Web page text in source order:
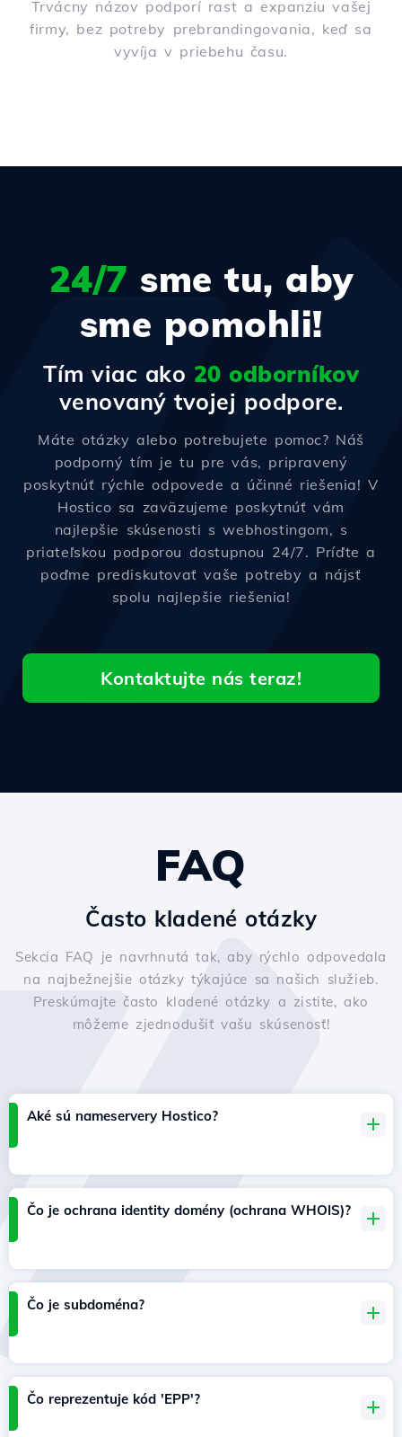
Trvácny názov podporí rast a expanziu vašej
firmy, bez potreby prebrandingovania, keď sa
vyvíja v priebehu času.
24/7 sme tu, aby
sme pomohli!
Tím viac ako 20 odborníkov
venovaný tvojej podpore.
Máte otázky alebo potrebujete pomoc? Náš
podporný tím je tu pre vás, pripravený
poskytnúť rýchle odpovede a účinné riešenia! V
Hostico sa zaväzujeme poskytnúť vám
najlepšie skúsenosti s webhostingom, s
priateľskou podporou dostupnou 24/7. Príďte a
poďme prediskutovať vaše potreby a nájsť
spolu najlepšie riešenia!
Kontaktujte nás teraz!
FAQ
Často kladené otázky
Sekcia FAQ je navrhnutá tak, aby rýchlo odpovedala
na najbežnejšie otázky týkajúce sa našich služieb.
Preskúmajte často kladené otázky a zistite, ako
môžeme zjednodušiť vašu skúsenosť!
Aké sú nameservery Hostico?
Čo je ochrana identity domény (ochrana WHOIS)?
Čo je subdoména?
Čo reprezentuje kód 'EPP'?